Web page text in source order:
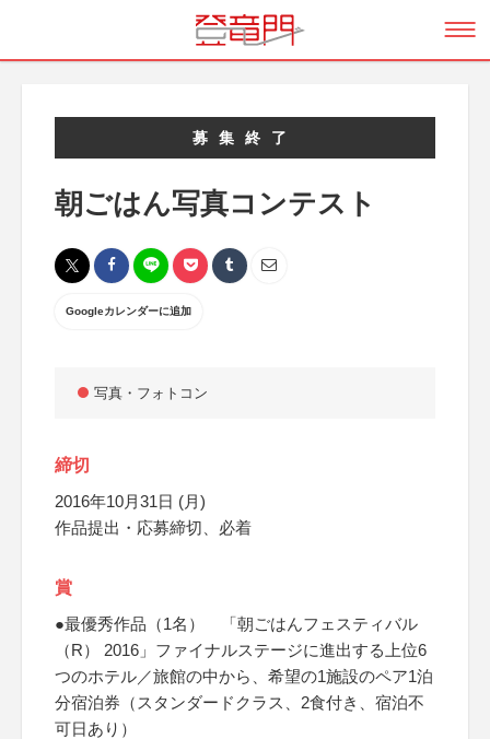
募集終了
朝ごはん写真コンテスト
Googleカレンダーに追加
写真・フォトコン
締切
2016年10月31日 (月)
作品提出・応募締切、必着
賞
●最優秀作品（1名） 「朝ごはんフェスティバル
（R） 2016」ファイナルステージに進出する上位6
つのホテル／旅館の中から、希望の1施設のペア1泊
分宿泊券（スタンダードクラス、2食付き、宿泊不
可日あり）